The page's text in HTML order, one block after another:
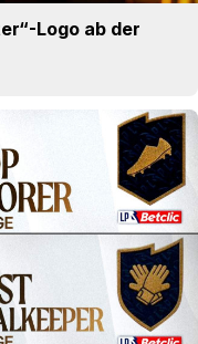
Logo ab der